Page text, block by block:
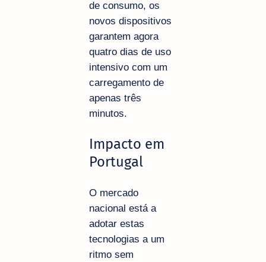
de consumo, os
novos dispositivos
garantem agora
quatro dias de uso
intensivo com um
carregamento de
apenas três
minutos.
Impacto em
Portugal
O mercado
nacional está a
adotar estas
tecnologias a um
ritmo sem